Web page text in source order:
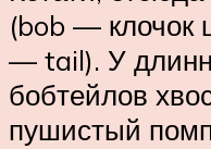
(bob — клочок
— tail). У
бобтейлов
пушистый